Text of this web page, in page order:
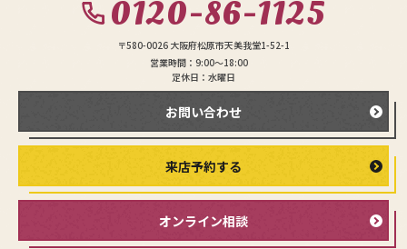
0120-86-1125
〒580-0026 大阪府松原市天美我堂1-52-1
営業時間：9:00〜18:00
定休日：水曜日
お問い合わせ
来店予約する
オンライン相談